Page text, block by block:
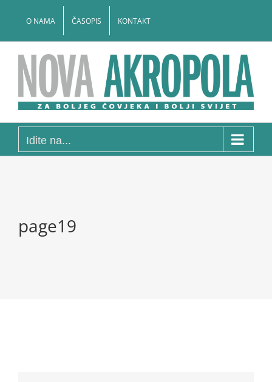
O NAMA ČASOPIS KONTAKT
Idite na...
page19